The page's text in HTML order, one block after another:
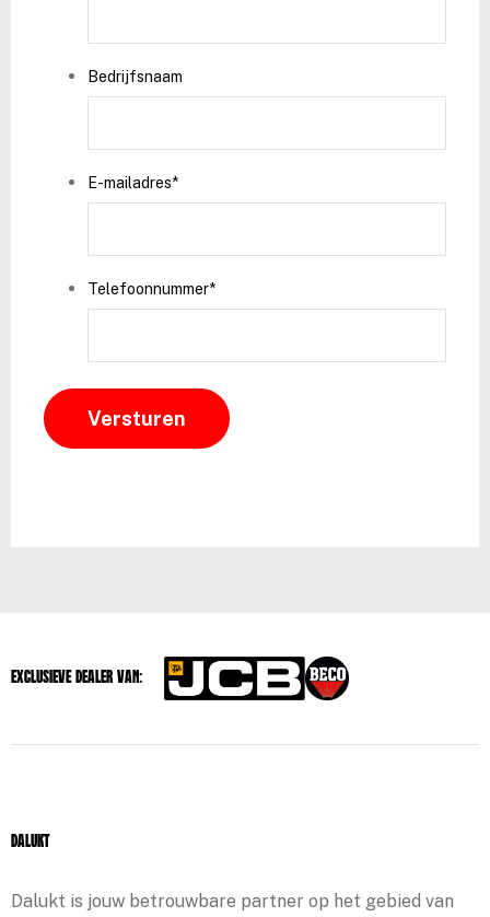
Bedrijfsnaam
E-mailadres*
Telefoonnummer*
Exclusieve dealer van:
Dalukt
Dalukt is jouw betrouwbare partner op het gebied van